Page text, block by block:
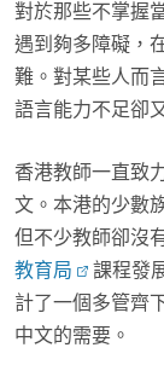
對於那些不掌握
遇到夠多障礙，
難。對某些人而
語言能力不足卻
香港教師一直致
文。本港的少數
但不少教師卻沒
教育局
課程發
計了一個多管齊
中文的需要。